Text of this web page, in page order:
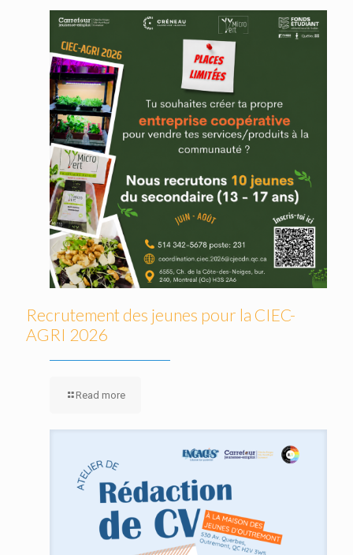
Recrutement des jeunes pour la CIEC-
AGRI 2026
Read more